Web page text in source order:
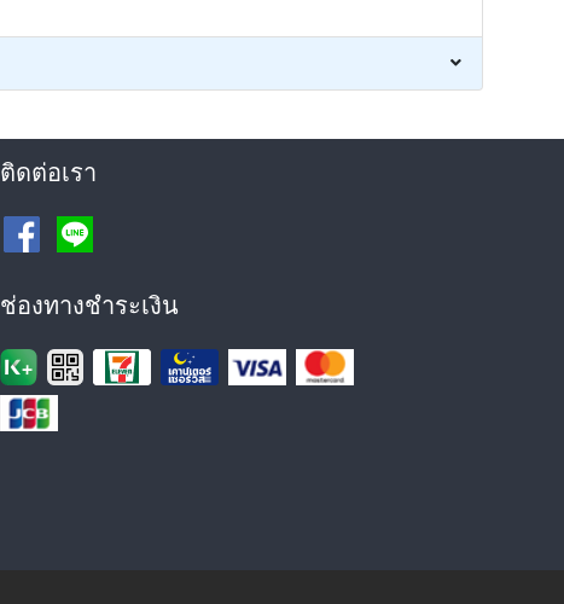
ติดต่อเรา
ช่องทางชำระเงิน